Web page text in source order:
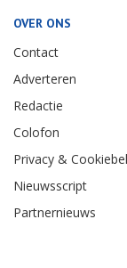
OVER ONS
Contact
Adverteren
Redactie
Colofon
Privacy &
Nieuwsscript
Partnernieuws